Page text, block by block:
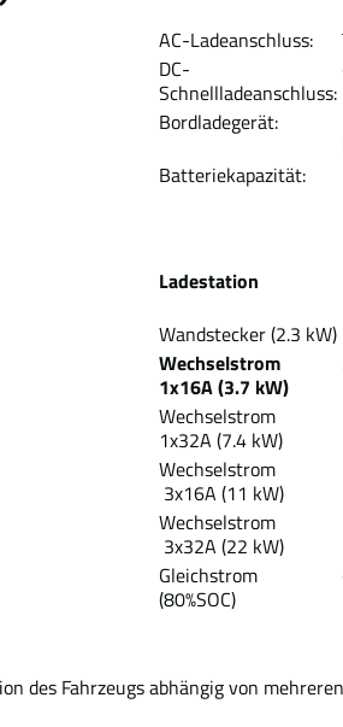
AC-Ladeanschluss:
DC-
Schnellladeanschluss:
Bordladegerät:
Batteriekapazität:
Ladestation
Wandstecker (2.3 kW)
Wechselstrom
1x16A (3.7 kW)
Wechselstrom
1x32A (7.4 kW)
Wechselstrom
3x16A (11 kW)
Wechselstrom
3x32A (22 kW)
Gleichstrom
(80%SOC)
des Fahrzeugs abhängig von